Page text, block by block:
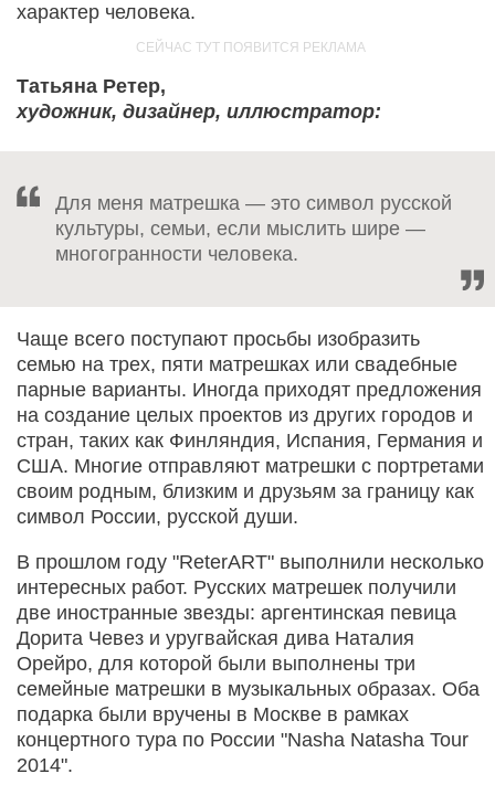
характер человека.
Татьяна Ретер,
художник, дизайнер, иллюстратор:
Для меня матрешка — это символ русской
культуры, семьи, если мыслить шире —
многогранности человека.
Чаще всего поступают просьбы изобразить
семью на трех, пяти матрешках или свадебные
парные варианты. Иногда приходят предложения
на создание целых проектов из других городов и
стран, таких как Финляндия, Испания, Германия и
США. Многие отправляют матрешки с портретами
своим родным, близким и друзьям за границу как
символ России, русской души.
В прошлом году "ReterART" выполнили несколько
интересных работ. Русских матрешек получили
две иностранные звезды: аргентинская певица
Дорита Чевез и уругвайская дива Наталия
Орейро, для которой были выполнены три
семейные матрешки в музыкальных образах. Оба
подарка были вручены в Москве в рамках
концертного тура по России "Nasha Natasha Tour
2014".